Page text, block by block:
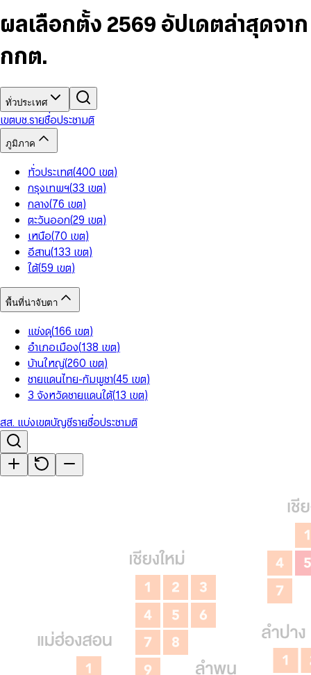
7
8
5
6
8
9
6
7
9
5
6
8
9
9
ผลเลือกตั้ง 2569 อัปเดตล่าสุดจาก
กกต.
ทั่วประเทศ
เขตบช.รายชื่อประชามติ
ภูมิภาค
ทั่วประเทศ(400 เขต)
กรุงเทพฯ(33 เขต)
กลาง(76 เขต)
ตะวันออก(29 เขต)
เหนือ(70 เขต)
อีสาน(133 เขต)
ใต้(59 เขต)
พื้นที่น่าจับตา
แข่งดุ(166 เขต)
อำเภอเมือง(138 เขต)
บ้านใหญ่(260 เขต)
ชายแดนไทย-กัมพูชา(45 เขต)
3 จังหวัดชายแดนใต้(13 เขต)
สส. แบ่งเขตบัญชีรายชื่อประชามติ